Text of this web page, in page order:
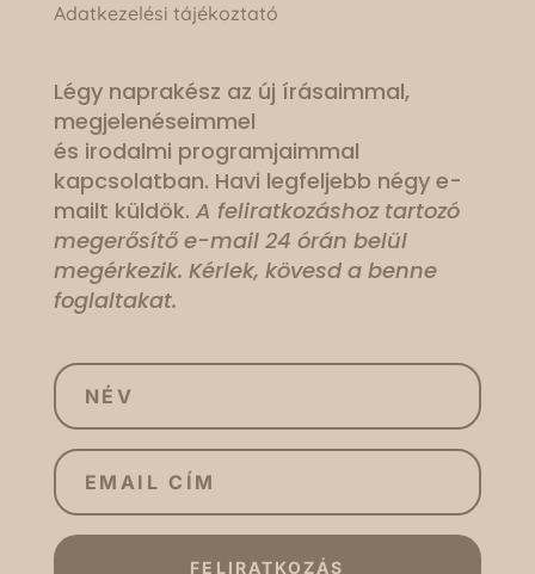
Adatkezelési tájékoztató
Légy naprakész az új írásaimmal,
megjelenéseimmel
és irodalmi programjaimmal
kapcsolatban. Havi legfeljebb négy e-
mailt küldök. A feliratkozáshoz tartozó
megerősítő e-mail 24 órán belül
megérkezik. Kérlek, kövesd a benne
foglaltakat.
FELIRATKOZÁS